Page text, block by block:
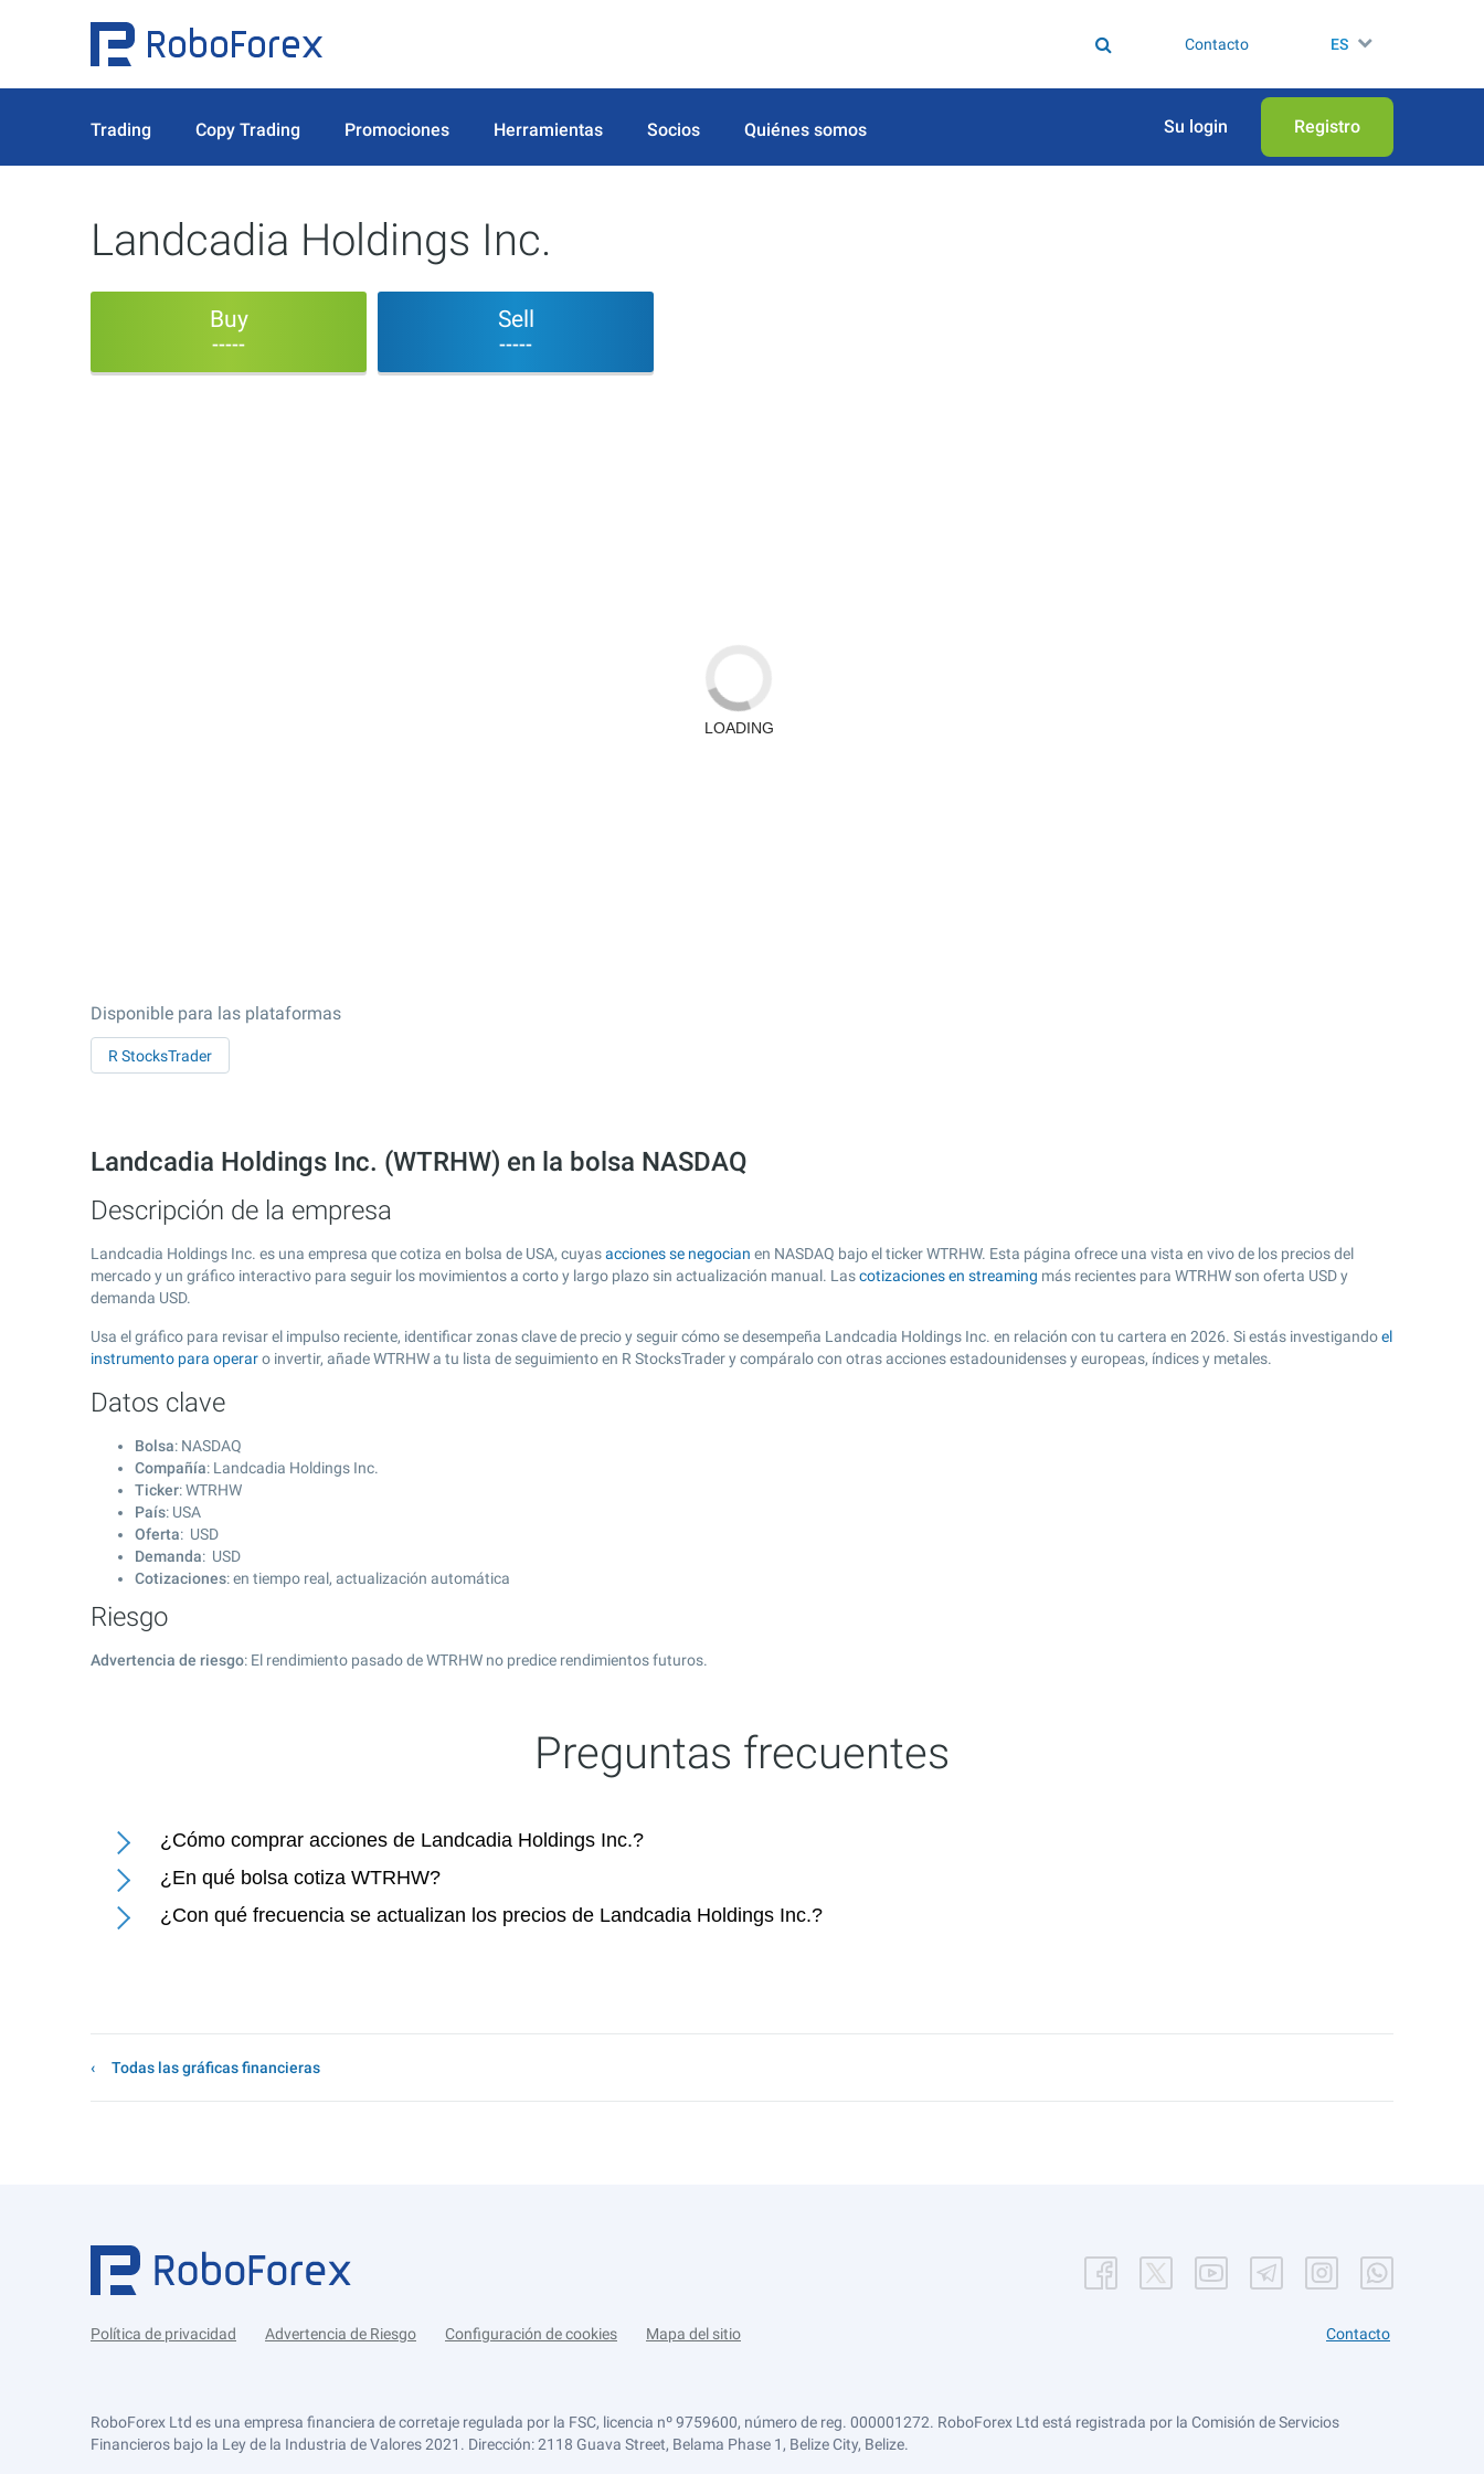
Contacto ES
Trading Copy Trading Promociones Herramientas Socios Quiénes somos Su login Registro
Landcadia Holdings Inc.
Buy
-----
Sell
-----
Disponible para las plataformas
R StocksTrader
Landcadia Holdings Inc. (WTRHW) en la bolsa NASDAQ
Descripción de la empresa
Landcadia Holdings Inc. es una empresa que cotiza en bolsa de USA, cuyasacciones se negocian en NASDAQ bajo el ticker WTRHW. Esta página ofrece una vista en vivo de los precios del
mercado y un gráfico interactivo para seguir los movimientos a corto y largo plazo sin actualización manual. Lascotizaciones en streaming más recientes para WTRHW son oferta USD y
demanda USD.
Usa el gráfico para revisar el impulso reciente, identificar zonas clave de precio y seguir cómo se desempeña Landcadia Holdings Inc. en relación con tu cartera en 2026. Si estás investigandoel
instrumento para operaro invertir, añade WTRHW a tu lista de seguimiento en R StocksTrader y compáralo con otras acciones estadounidenses y europeas, índices y metales.
Datos clave
Bolsa: NASDAQ
Compañía: Landcadia Holdings Inc.
Ticker: WTRHW
País: USA
Oferta: USD
Demanda: USD
Cotizaciones: en tiempo real, actualización automática
Riesgo
Advertencia de riesgo: El rendimiento pasado de WTRHW no predice rendimientos futuros.
Preguntas frecuentes
¿Cómo comprar acciones de Landcadia Holdings Inc.?
¿En qué bolsa cotiza WTRHW?
¿Con qué frecuencia se actualizan los precios de Landcadia Holdings Inc.?
Todas las gráficas financieras
Política de privacidad Advertencia de Riesgo Configuración de cookies Mapa del sitio Contacto
RoboForex Ltd es una empresa financiera de corretaje regulada por la FSC, licencia nº 9759600, número de reg. 000001272. RoboForex Ltd está registrada por la Comisión de Servicios
Financieros bajo la Ley de la Industria de Valores 2021. Dirección: 2118 Guava Street, Belama Phase 1, Belize City, Belize.